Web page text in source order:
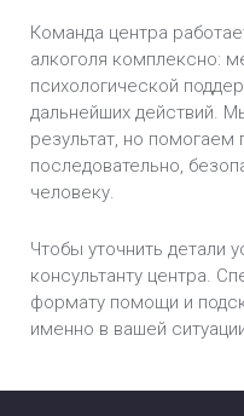
Команда центра
алкоголя комплексно:
психологической
дальнейших действий.
результат, но помогаем
последовательно,
человеку.
Чтобы уточнить детали
консультанту центра.
формату помощи и
именно в вашей